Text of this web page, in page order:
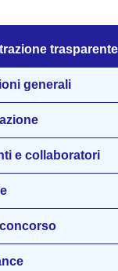
trasparente
generali
e collaboratori